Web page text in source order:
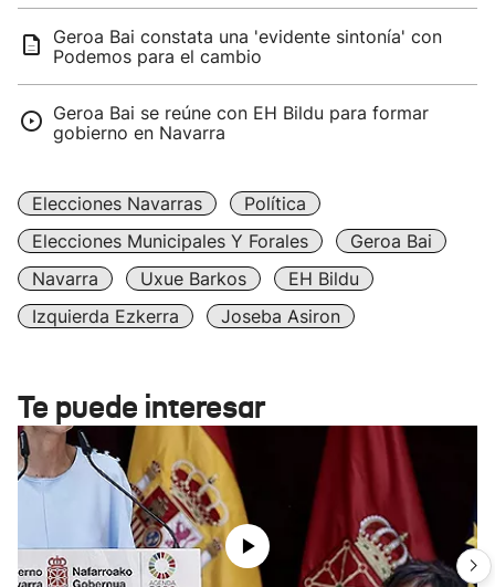
Geroa Bai constata una 'evidente sintonía' con
Podemos para el cambio
Geroa Bai se reúne con EH Bildu para formar
gobierno en Navarra
Elecciones Navarras
Política
Elecciones Municipales Y Forales
Geroa Bai
Navarra
Uxue Barkos
EH Bildu
Izquierda Ezkerra
Joseba Asiron
Te puede interesar